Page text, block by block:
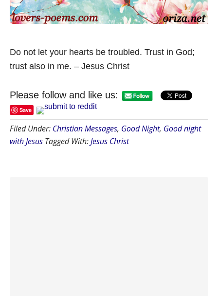
Do not let your hearts be troubled. Trust in God;
trust also in me. – Jesus Christ
Please follow and like us:
Save
Filed Under: Christian Messages, Good Night, Good night
with Jesus Tagged With:Jesus Christ